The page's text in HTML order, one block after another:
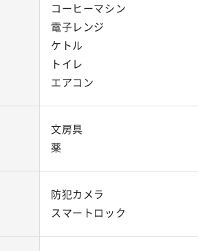
コーヒーマシン
電子レンジ
ケトル
トイレ
エアコン
文房具
薬
防犯カメラ
スマートロック